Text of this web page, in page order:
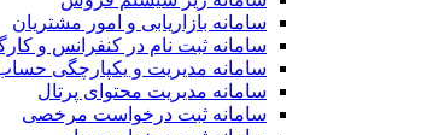
سامانه بازاریابی و امور مشتریان
سامانه ثبت نام در کنفرانس و
سامانه مدیریت و یکپارچگی
سامانه مدیریت محتوای پرتال
سامانه ثبت درخواست مرخصی